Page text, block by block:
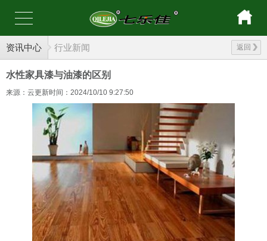
资讯中心 返回
行业新闻
水性家具漆与油漆的区别
来源：云更新时间：2024/10/10 9:27:50